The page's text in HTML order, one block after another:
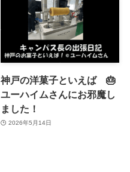
神戸の洋菓子といえば 🎂
ユーハイムさんにお邪魔し
ました！
2026年5月14日